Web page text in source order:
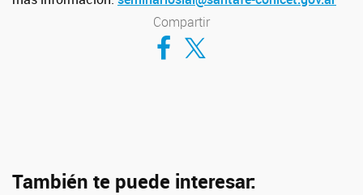
Compartir
Compartir en Facebook
Compartir en Twitter
También te puede interesar: